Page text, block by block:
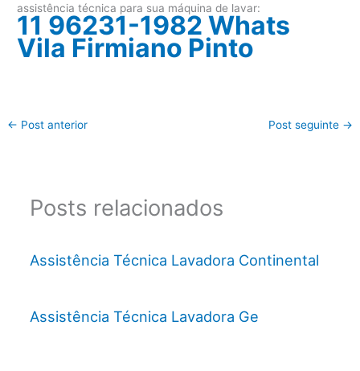
assistência técnica para sua máquina de lavar:
11 96231-1982 Whats
Vila Firmiano Pinto
← Post anterior Post seguinte →
Posts relacionados
Assistência Técnica Lavadora Continental
Assistência Técnica Lavadora Ge